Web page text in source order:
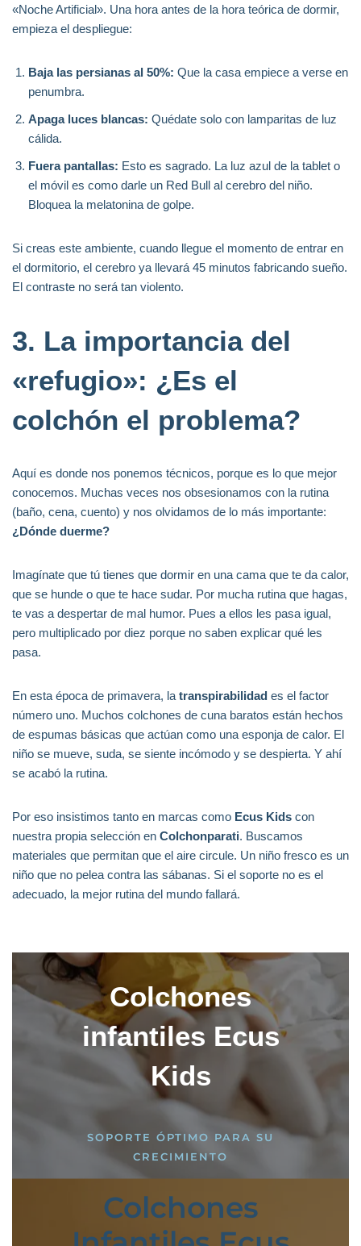
«Noche Artificial». Una hora antes de la hora teórica de dormir,
empieza el despliegue:
Baja las persianas al 50%: Que la casa empiece a verse en
penumbra.
Apaga luces blancas: Quédate solo con lamparitas de luz
cálida.
Fuera pantallas: Esto es sagrado. La luz azul de la tablet o
el móvil es como darle un Red Bull al cerebro del niño.
Bloquea la melatonina de golpe.
Si creas este ambiente, cuando llegue el momento de entrar en
el dormitorio, el cerebro ya llevará 45 minutos fabricando sueño.
El contraste no será tan violento.
3. La importancia del
«refugio»: ¿Es el
colchón el problema?
Aquí es donde nos ponemos técnicos, porque es lo que mejor
conocemos. Muchas veces nos obsesionamos con la rutina
(baño, cena, cuento) y nos olvidamos de lo más importante:
¿Dónde duerme?
Imagínate que tú tienes que dormir en una cama que te da calor,
que se hunde o que te hace sudar. Por mucha rutina que hagas,
te vas a despertar de mal humor. Pues a ellos les pasa igual,
pero multiplicado por diez porque no saben explicar qué les
pasa.
En esta época de primavera, la transpirabilidad es el factor
número uno. Muchos colchones de cuna baratos están hechos
de espumas básicas que actúan como una esponja de calor. El
niño se mueve, suda, se siente incómodo y se despierta. Y ahí
se acabó la rutina.
Por eso insistimos tanto en marcas como Ecus Kids con
nuestra propia selección en Colchonparati. Buscamos
materiales que permitan que el aire circule. Un niño fresco es un
niño que no pelea contra las sábanas. Si el soporte no es el
adecuado, la mejor rutina del mundo fallará.
Colchones
infantiles Ecus
Kids
SOPORTE ÓPTIMO PARA SU
CRECIMIENTO
Colchones